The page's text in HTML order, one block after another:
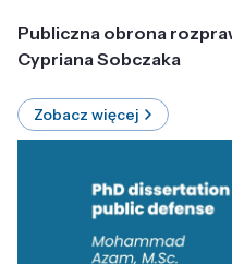
Publiczna obrona
Cypriana Sobczaka
Zobacz więcej